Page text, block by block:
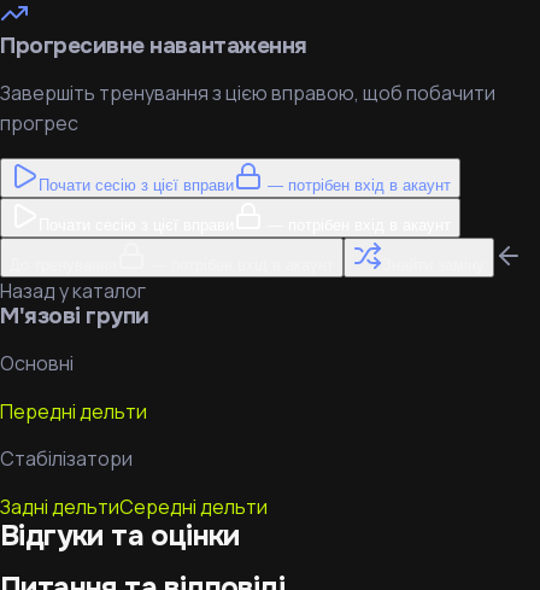
Прогресивне навантаження
Завершіть тренування з цією вправою, щоб побачити
прогрес
Почати сесію з цієї вправи — потрібен вхід в акаунт
Назад у каталог
М'язові групи
Основні
Передні дельти
Стабілізатори
Задні дельтиСередні дельти
Відгуки та оцінки